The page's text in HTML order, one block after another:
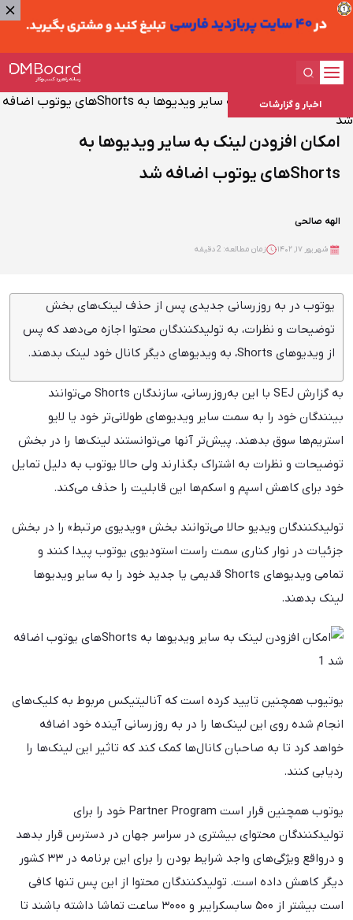
اخبار و گزارشات
امکان افزودن لینک به سایر ویدیوها به
Shorts‌های یوتوب اضافه شد
الهه صالحی
شهریور ۱۷, ۱۴۰۲ زمان مطالعه: 2 دقیقه
یوتوب در به روزرسانی جدیدی پس از حذف لینک‌های بخش
توضیحات و نظرات، به تولیدکنندگان محتوا اجازه می‌دهد که پس
از ویدیوهای Shorts، به ویدیوهای دیگر کانال خود لینک بدهند.
به گزارش SEJ با این به‌روزرسانی، سازندگان Shorts می‌توانند
بینندگان خود را به سمت سایر ویدیوهای طولانی‌تر خود یا لایو
استریم‌ها سوق بدهند. پیش‌تر آنها می‌توانستند لینک‌ها را در بخش
توضیحات و نظرات به اشتراک بگذارند ولی حالا یوتوب به دلیل تمایل
خود برای کاهش اسپم و اسکم‌ها این قابلیت را حذف می‌کند.
تولیدکنندگان ویدیو حالا می‌توانند بخش «ویدیوی مرتبط» را در بخش
جزئیات در نوار کناری سمت راست استودیوی یوتوب پیدا کنند و
تمامی ویدیوهای Shorts قدیمی یا جدید خود را به سایر ویدیوها
لینک بدهند.
یوتیوب همچنین تایید کرده است که آنالیتیکس مربوط به کلیک‌های
انجام شده روی این لینک‌ها را در به روزرسانی آینده خود اضافه
خواهد کرد تا به صاحبان کانال‌ها کمک کند که تاثیر این لینک‌ها را
ردیابی کنند.
یوتوب همچنین قرار است Partner Program خود را برای
تولیدکنندگان محتوای بیشتری در سراسر جهان در دسترس قرار بدهد
و درواقع ویژگی‌های واجد شرایط بودن را برای این برنامه در ۳۳ کشور
دیگر کاهش داده است. تولید‌کنندگان محتوا از این پس تنها کافی‌
است بیشتر از ۵۰۰ سابسکرایبر و ۳۰۰۰ ساعت تماشا داشته باشند تا